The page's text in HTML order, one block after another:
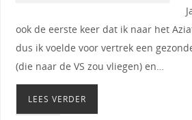
ook de eerste keer dat ik naar het
dus ik voelde voor vertrek een
(die naar de VS zou vliegen) en…
LEES VERDER